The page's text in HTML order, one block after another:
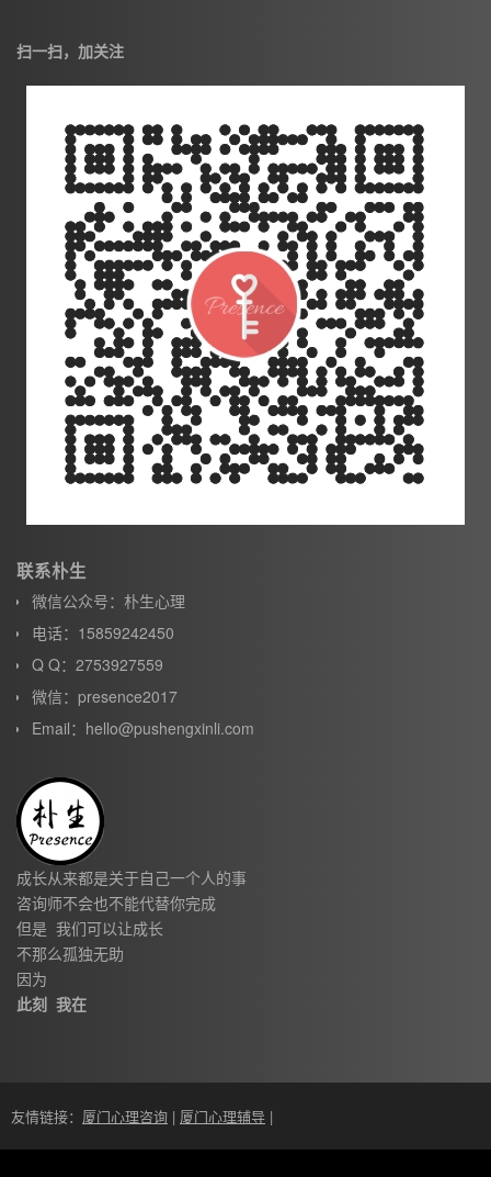
扫一扫，加关注
联系朴生
微信公众号：朴生心理
电话：15859242450
Q Q：2753927559
微信：presence2017
Email：hello@pushengxinli.com
成长从来都是关于自己一个人的事
咨询师不会也不能代替你完成
但是 我们可以让成长
不那么孤独无助
因为
此刻 我在
友情链接： 厦门心理咨询 | 厦门心理辅导 |